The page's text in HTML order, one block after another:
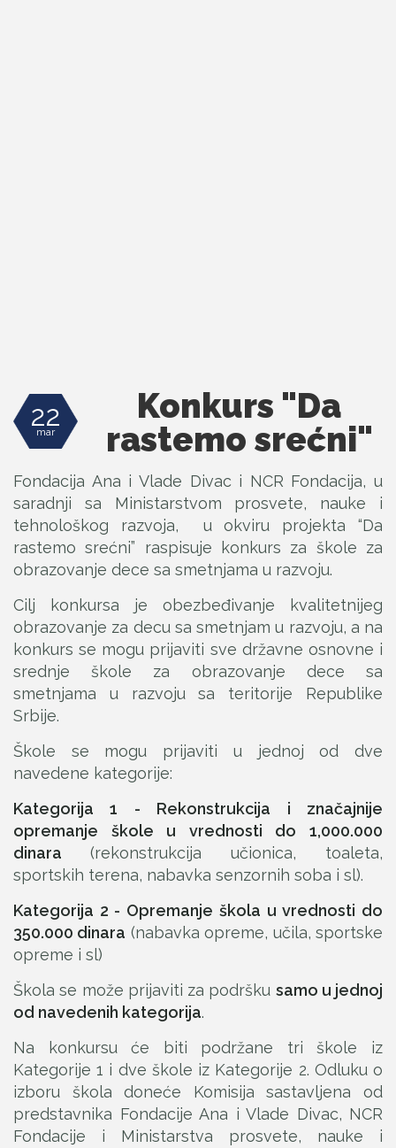
22
mar
Konkurs "Da
rastemo srećni"
Fondacija Ana i Vlade Divac i NCR Fondacija, u
saradnji sa Ministarstvom prosvete, nauke i
tehnološkog razvoja, u okviru projekta “Da
rastemo srećni” raspisuje konkurs za škole za
obrazovanje dece sa smetnjama u razvoju.
Cilj konkursa je obezbeđivanje kvalitetnijeg
obrazovanje za decu sa smetnjam u razvoju, a na
konkurs se mogu prijaviti sve državne osnovne i
srednje škole za obrazovanje dece sa
smetnjama u razvoju sa teritorije Republike
Srbije.
Škole se mogu prijaviti u jednoj od dve
navedene kategorije:
Kategorija 1 - Rekonstrukcija i značajnije
opremanje škole u vrednosti do 1,000.000
dinara (rekonstrukcija učionica, toaleta,
sportskih terena, nabavka senzornih soba i sl).
Kategorija 2 - Opremanje škola u vrednosti do
350.000 dinara (nabavka opreme, učila, sportske
opreme i sl)
Škola se može prijaviti za podršku samo u jednoj
od navedenih kategorija.
Na konkursu će biti podržane tri škole iz
Kategorije 1 i dve škole iz Kategorije 2. Odluku o
izboru škola doneće Komisija sastavljena od
predstavnika Fondacije Ana i Vlade Divac, NCR
Fondacije i Ministarstva prosvete, nauke i